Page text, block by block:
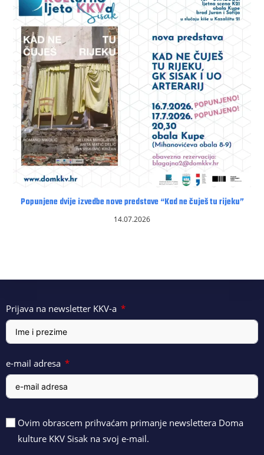
Popunjene dvije izvedbe nove predstave “Kad ne čuješ tu rijeku”
14.07.2026
Prijava na newsletter KKV-a
e-mail adresa
Ovim obrascem prihvaćam primanje newslettera Doma
kulture KKV Sisak na svoj e-mail.